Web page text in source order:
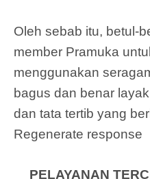
Oleh sebab itu, betul-
member Pramuka
menggunakan
bagus dan benar
dan tata tertib yang
Regenerate response
PELAYANAN